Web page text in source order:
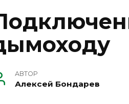
АВТОР
Алексей Бондарев